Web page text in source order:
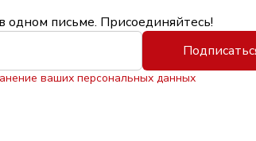
одном письме. Присоединяйтесь!
ваших персональных данных